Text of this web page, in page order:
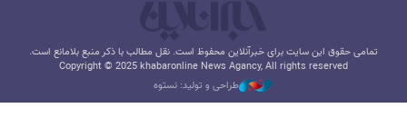
تمامی حقوق این سایت برای خبرآنلاین محفوظ است. نقل مطالب با ذکر منبع بلامانع است.
Copyright © 2025 khabaronline News Agancy, All rights reserved
طراحی و تولید: نستوه